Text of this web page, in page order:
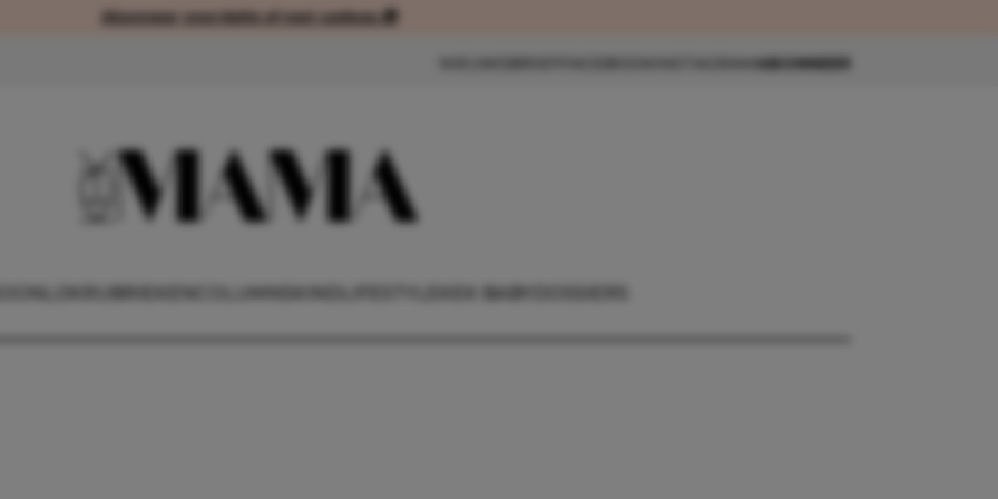
Abonneer voordelig of met cadeau 🎁Abonneer voordelig of met cadeau 🎁
ABONNEER